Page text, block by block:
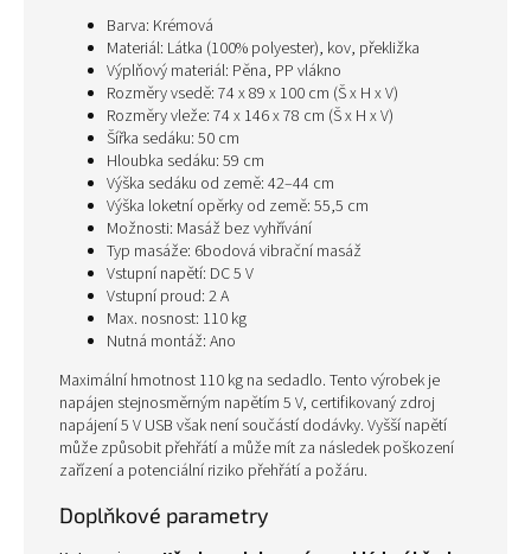
Barva: Krémová
Materiál: Látka (100% polyester), kov, překližka
Výplňový materiál: Pěna, PP vlákno
Rozměry vsedě: 74 x 89 x 100 cm (Š x H x V)
Rozměry vleže: 74 x 146 x 78 cm (Š x H x V)
Šířka sedáku: 50 cm
Hloubka sedáku: 59 cm
Výška sedáku od země: 42–44 cm
Výška loketní opěrky od země: 55,5 cm
Možnosti: Masáž bez vyhřívání
Typ masáže: 6bodová vibrační masáž
Vstupní napětí: DC 5 V
Vstupní proud: 2 A
Max. nosnost: 110 kg
Nutná montáž: Ano
Maximální hmotnost 110 kg na sedadlo. Tento výrobek je
napájen stejnosměrným napětím 5 V, certifikovaný zdroj
napájení 5 V USB však není součástí dodávky. Vyšší napětí
může způsobit přehřátí a může mít za následek poškození
zařízení a potenciální riziko přehřátí a požáru.
Doplňkové parametry